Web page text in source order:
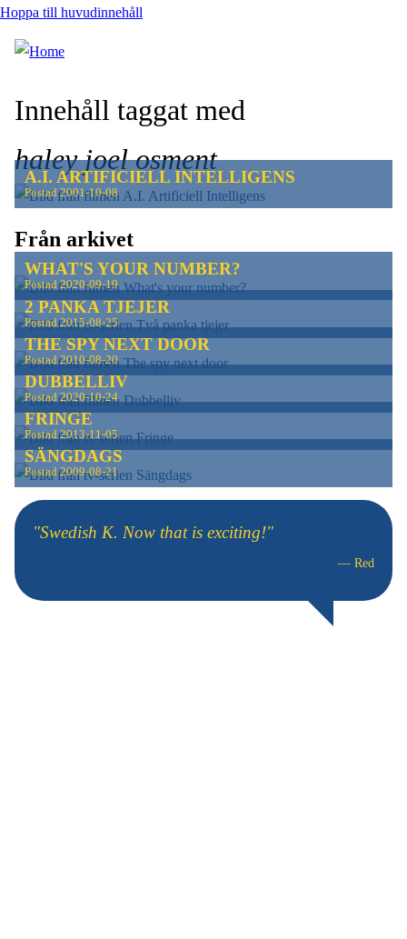
Hoppa till huvudinnehåll
Innehåll taggat med
haley joel osment
A.I. ARTIFICIELL INTELLIGENS
Postad2001-10-08
Från arkivet
WHAT'S YOUR NUMBER?
Postad2020-09-19
2 PANKA TJEJER
Postad2015-08-25
THE SPY NEXT DOOR
Postad2010-08-20
DUBBELLIV
Postad2020-10-24
FRINGE
Postad2013-11-05
SÄNGDAGS
Postad2009-08-21
"Swedish K. Now that is exciting!"
— Red